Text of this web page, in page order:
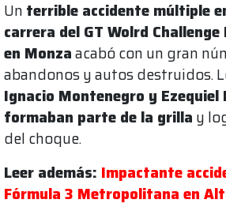
Un terrible accidente múltiple
carrera del GT Wolrd
en Monzaacabó con un gran
abandonos y autos destruidos.
Ignacio Montenegro y Ezequiel
formaban parte de la grilla y
del choque.
Leer además: Impactante
Fórmula 3 Metropolitana en